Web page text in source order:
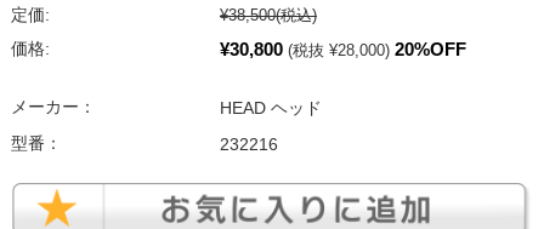
定価: ¥38,500(税込)
価格:
¥30,800 (税抜 ¥28,000) 20%OFF
メーカー：
HEAD ヘッド
型番：
232216